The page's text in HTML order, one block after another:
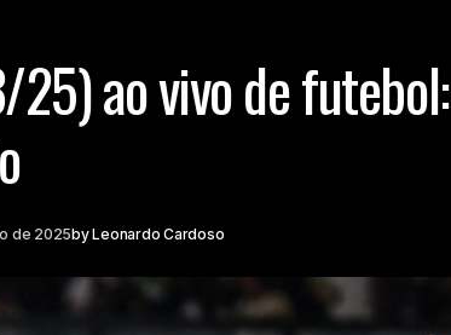
ao vivo de futebol:
de 2025byLeonardo Cardoso